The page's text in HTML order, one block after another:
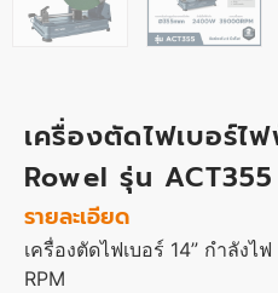
เครื่องตัดไฟเบอร์ไ
Rowel รุ่น ACT355
รายละเอียด
เครื่องตัดไฟเบอร์ 14” กำลัง
RPM